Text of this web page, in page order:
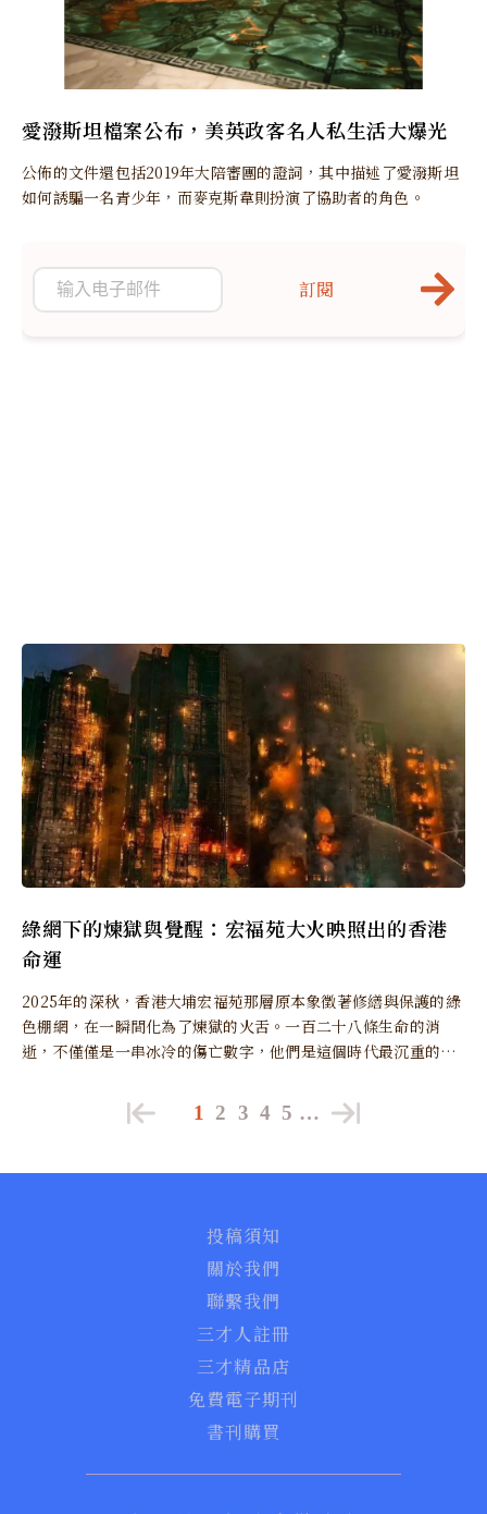
愛潑斯坦檔案公布，美英政客名人私生活大爆光
公佈的文件還包括2019年大陪審團的證詞，其中描述了愛潑斯坦
如何誘騙一名青少年，而麥克斯韋則扮演了協助者的角色。
綠網下的煉獄與覺醒：宏福苑大火映照出的香港
命運
2025年的深秋，香港大埔宏福苑那層原本象徵著修繕與保護的綠
色棚網，在一瞬間化為了煉獄的火舌。一百二十八條生命的消
逝，不僅僅是一串冰冷的傷亡數字，他們是這個時代最沉重的嘆
訂閱
1 2 3 4 5 …
投稿須知
關於我們
聯繫我們
三才人註冊
三才精品店
免費電子期刊
書刊購買